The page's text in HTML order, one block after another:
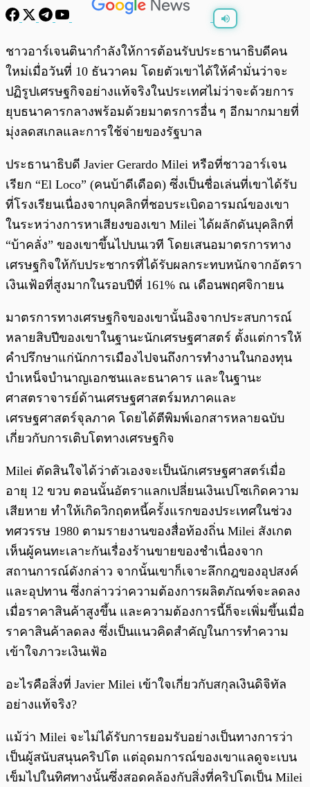
พร้อมเล่น 0:00/ 0:00
ชาวอาร์เจนตินากำลังให้การต้อนรับประธานาธิบดีคน
ใหม่เมื่อวันที่ 10 ธันวาคม โดยตัวเขาได้ให้คำมั่นว่าจะ
ปฏิรูปเศรษฐกิจอย่างแท้จริงในประเทศไม่ว่าจะด้วยการ
ยุบธนาคารกลางพร้อมด้วยมาตรการอื่น ๆ อีกมากมายที่
มุ่งลดสเกลและการใช้จ่ายของรัฐบาล
ประธานาธิบดี Javier Gerardo Milei หรือที่ชาวอาร์เจน
เรียก “El Loco” (คนบ้าดีเดือด) ซึ่งเป็นชื่อเล่นที่เขาได้รับ
ที่โรงเรียนเนื่องจากบุคลิกที่ชอบระเบิดอารมณ์ของเขา
ในระหว่างการหาเสียงของเขา Milei ได้ผลักดันบุคลิกที่
“บ้าคลั่ง” ของเขาขึ้นไปบนเวที โดยเสนอมาตรการทาง
เศรษฐกิจให้กับประชากรที่ได้รับผลกระทบหนักจากอัตรา
เงินเฟ้อที่สูงมากในรอบปีที่ 161% ณ เดือนพฤศจิกายน
มาตรการทางเศรษฐกิจของเขานั้นอิงจากประสบการณ์
หลายสิบปีของเขาในฐานะนักเศรษฐศาสตร์ ตั้งแต่การให้
คำปรึกษาแก่นักการเมืองไปจนถึงการทำงานในกองทุน
บำเหน็จบำนาญเอกชนและธนาคาร และในฐานะ
ศาสตราจารย์ด้านเศรษฐศาสตร์มหภาคและ
เศรษฐศาสตร์จุลภาค โดยได้ตีพิมพ์เอกสารหลายฉบับ
เกี่ยวกับการเติบโตทางเศรษฐกิจ
Milei ตัดสินใจได้ว่าตัวเองจะเป็นนักเศรษฐศาสตร์เมื่อ
อายุ 12 ขวบ ตอนนั้นอัตราแลกเปลี่ยนเงินเปโซเกิดความ
เสียหาย ทำให้เกิดวิกฤตหนี้ครั้งแรกของประเทศในช่วง
ทศวรรษ 1980 ตามรายงานของสื่อท้องถิ่น Milei สังเกต
เห็นผู้คนทะเลาะกันเรื่องร้านขายของชำเนื่องจาก
สถานการณ์ดังกล่าว จากนั้นเขาก็เจาะลึกกฎของอุปสงค์
และอุปทาน ซึ่งกล่าวว่าความต้องการผลิตภัณฑ์จะลดลง
เมื่อราคาสินค้าสูงขึ้น และความต้องการนี้ก็จะเพิ่มขึ้นเมื่อ
ราคาสินค้าลดลง ซึ่งเป็นแนวคิดสำคัญในการทำความ
เข้าใจภาวะเงินเฟ้อ
อะไรคือสิ่งที่ Javier Milei เข้าใจเกี่ยวกับสกุลเงินดิจิทัล
อย่างแท้จริง?
แม้ว่า Milei จะไม่ได้รับการยอมรับอย่างเป็นทางการว่า
เป็นผู้สนับสนุนคริปโต แต่อุดมการณ์ของเขาแลดูจะเบน
เข็มไปในทิศทางนั้นซึ่งสอดคล้องกับสิ่งที่คริปโตเป็น Milei